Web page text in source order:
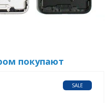
покупают
SALE